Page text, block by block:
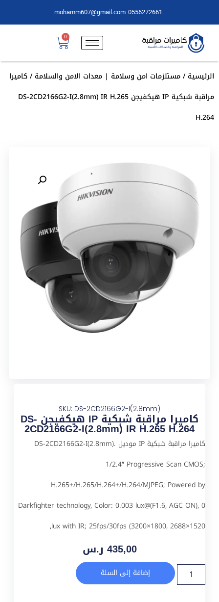
0556272661
mohamm607@gmail.com
0
الرئيسية/مستلزمات امن وسلامة | معدات الامن والسلامة/ كاميرا
مراقبة شبكية IP هيكفيجن DS-2CD2166G2-I(2.8mm) IR H.265
H.264
SKU: DS-2CD2166G2-I(2.8mm)
كاميرا مراقبة شبكية IP هيكفيجن DS-
2CD2166G2-I(2.8mm) IR H.265 H.264
كاميرا مراقبة شبكية IP موديل DS-2CD2166G2-I(2.8mm).
1/2.4″ Progressive Scan CMOS;
H.265+/H.265/H.264+/H.264/MJPEG; Powered by
Darkfighter technology, Color: 0.003 lux@(F1.6, AGC ON), 0
lux with IR; 25fps/30fps (3200×1800, 2688×1520,
435,00 ر.س
إضافة إلى السلة